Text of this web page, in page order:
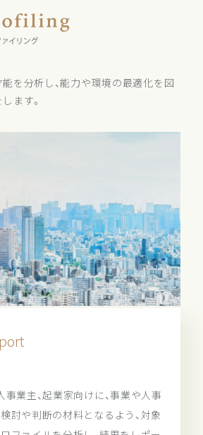
を分析し、能力や環境の最適化を図
ます。
事業主、起業家向けに、事業や人事
討や判断の材料となるよう、対象